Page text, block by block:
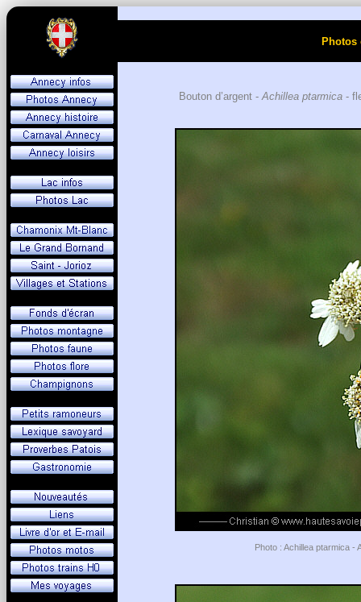
Bouton d’argent -Achillea ptarmica-
Photo : Achillea ptarmica -